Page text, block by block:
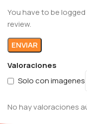
Valoraciones
Solo con imagenes
No hay valoraciones
You have to be
review.